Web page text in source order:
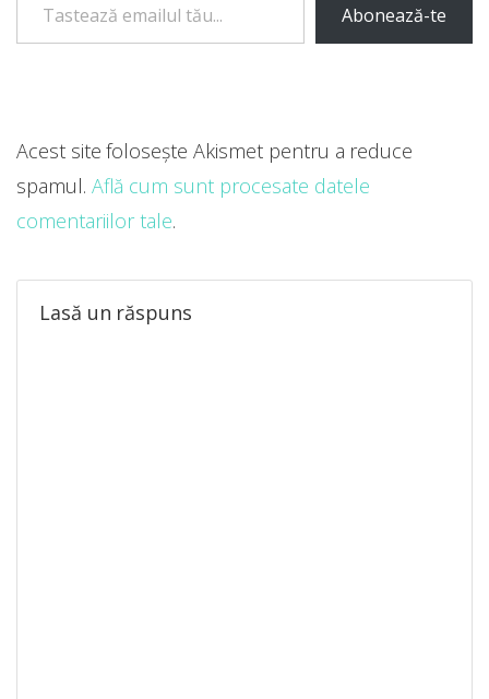
Abonează-te
Lasă un răspuns
Acest site folosește Akismet pentru a reduce
spamul. Află cum sunt procesate datele
comentariilor tale.